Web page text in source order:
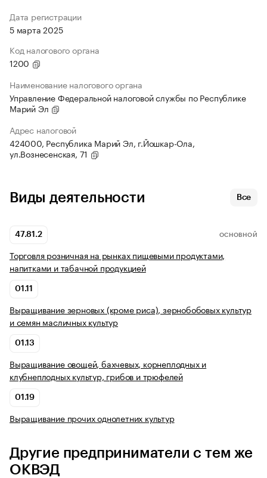
Дата регистрации
5 марта 2025
Код налогового органа
1200
Наименование налогового органа
Управление Федеральной налоговой службы по Республике
Марий Эл
Адрес налоговой
424000, Республика Марий Эл, г.Йошкар-Ола,
ул.Вознесенская, 71
Виды деятельности Все
47.81.2 ОСНОВНОЙ
Торговля розничная на рынках пищевыми продуктами,
напитками и табачной продукцией
01.11
Выращивание зерновых (кроме риса), зернобобовых культур
и семян масличных культур
01.13
Выращивание овощей, бахчевых, корнеплодных и
клубнеплодных культур, грибов и трюфелей
01.19
Выращивание прочих однолетних культур
Другие предприниматели с тем же
ОКВЭД